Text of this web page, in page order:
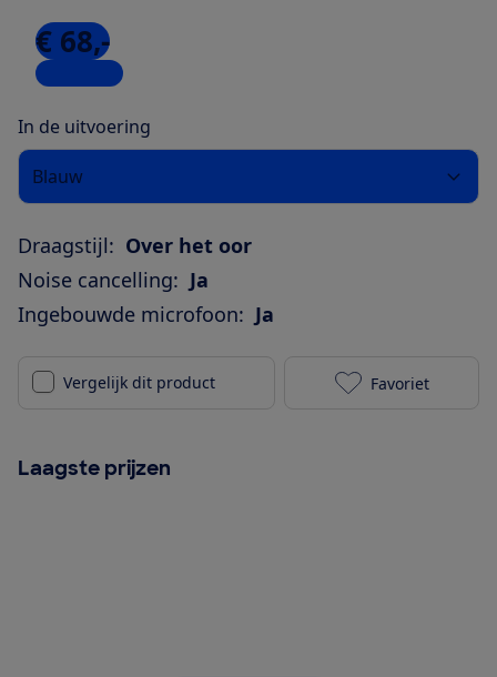
€ 68,-
10 winkels
In de uitvoering
Blauw
Draagstijl: Over het oor
Noise cancelling: Ja
Ingebouwde microfoon: Ja
Vergelijk dit product Sony Sony
Favoriet
Laagste prijzen